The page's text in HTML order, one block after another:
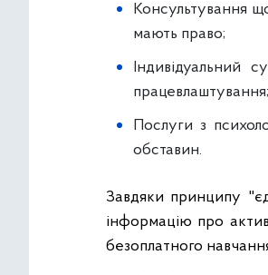
Консультування
мають право;
Індивідуальний
працевлаштування;
Послуги з
обставин.
Завдяки принципу
інформацію про
безоплатного